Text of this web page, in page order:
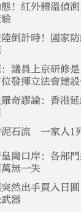
態！紅外體溫偵
陸倒計時！國家
議員上京研修
發揮立法會建設
羅奇謬論：香港
泥石流 一家人1
崗口岸：各部
無一失
然出手買入日
器